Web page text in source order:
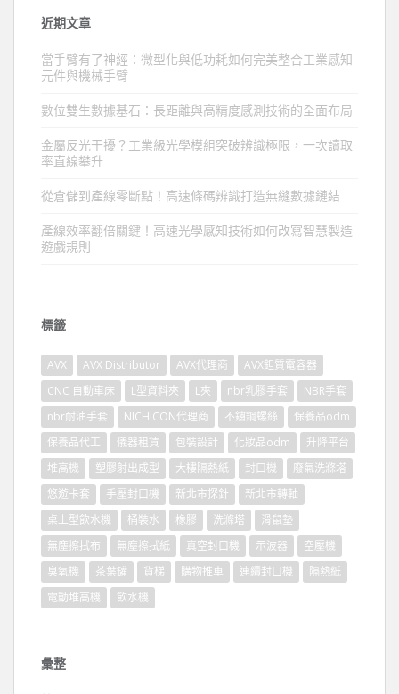
近期文章
當手臂有了神經：微型化與低功耗如何完美整合工業感知
元件與機械手臂
數位雙生數據基石：長距離與高精度感測技術的全面布局
金屬反光干擾？工業級光學模組突破辨識極限，一次讀取
率直線攀升
從倉儲到產線零斷點！高速條碼辨識打造無縫數據鏈結
產線效率翻倍關鍵！高速光學感知技術如何改寫智慧製造
遊戲規則
標籤
AVX AVX Distributor AVX代理商
AVX鉭質電容器
CNC 自動車床
L型資料夾 L夾 nbr乳膠手套
NBR手套
nbr耐油手套
NICHICON代理商 不鏽鋼螺絲
保養品odm
保養品代工
儀器租賃 包裝設計 化妝品odm
升降平台
堆高機
塑膠射出成型 大樓隔熱紙 封口機
廢氣洗滌塔
悠遊卡套
手壓封口機 新北市探針
新北市轉軸
桌上型飲水機
桶裝水 橡膠 洗滌塔
滑鼠墊
無塵擦拭布
無塵擦拭紙 真空封口機 示波器
空壓機
臭氧機
茶葉罐 貨梯 購物推車 連續封口機
隔熱紙
電動堆高機
飲水機
彙整